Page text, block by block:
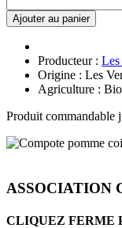
Ajouter au panier
Producteur : Les
Origine : Les
Agriculture :
Produit commandable
ASSOCIATION
CLIQUEZ FERME